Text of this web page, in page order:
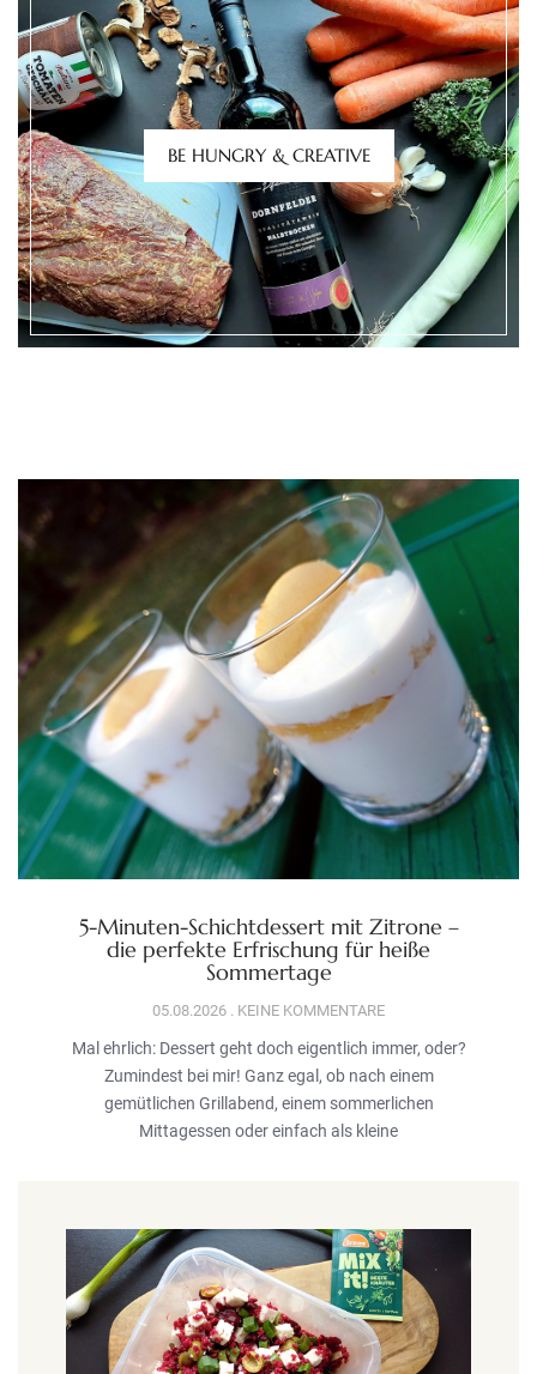
BE HUNGRY & CREATIVE
5-Minuten-Schichtdessert mit Zitrone –
die perfekte Erfrischung für heiße
Sommertage
05.08.2026 KEINE KOMMENTARE
Mal ehrlich: Dessert geht doch eigentlich immer, oder?
Zumindest bei mir! Ganz egal, ob nach einem
gemütlichen Grillabend, einem sommerlichen
Mittagessen oder einfach als kleine